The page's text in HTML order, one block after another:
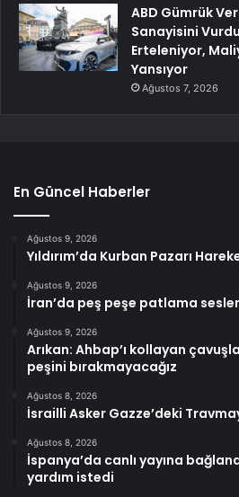
ABD Gümrük
Sanayisini
Erteleniyor,
Yansıyor
Ağustos 7, 2026
En Güncel Haberler
Ağustos 9, 2026
Yıldırım’da Kurban Pazarı
Ağustos 9, 2026
İran’da peş peşe patlama
Ağustos 9, 2026
Arıkan: Ahbap’ı kollayan
peşini bırakmayacağız
Ağustos 8, 2026
İsrailli Asker Gazze’deki
Ağustos 8, 2026
İspanya’da canlı yayına
yardım istedi